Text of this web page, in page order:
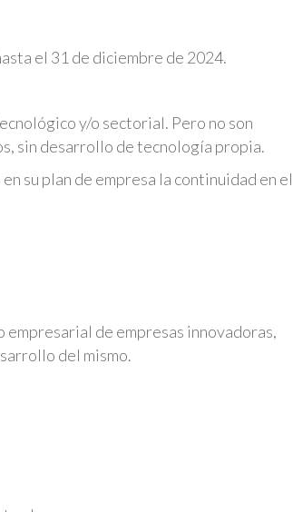
el 31 de diciembre de 2024.
y/o sectorial. Pero no son
sin desarrollo de tecnología propia.
su plan de empresa la continuidad en el
empresarial de empresas innovadoras,
del mismo.